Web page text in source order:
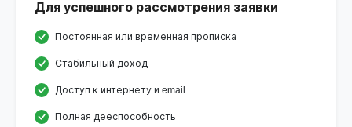
Для успешного рассмотрения заявки
Постоянная или временная прописка
Стабильный доход
Доступ к интернету и email
Полная дееспособность